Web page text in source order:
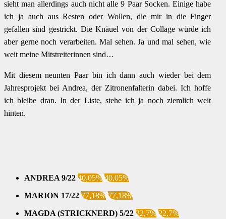
sieht man allerdings auch nicht alle 9 Paar Socken. Einige habe
ich ja auch aus Resten oder Wollen, die mir in die Finger
gefallen sind gestrickt. Die Knäuel von der Collage würde ich
aber gerne noch verarbeiten. Mal sehen. Ja und mal sehen, wie
weit meine Mitstreiterinnen sind…
Mit diesem neunten Paar bin ich dann auch wieder bei dem
Jahresprojekt bei Andrea, der Zitronenfalterin dabei. Ich hoffe
ich bleibe dran. In der Liste, stehe ich ja noch ziemlich weit
hinten.
ANDREA 9/22 40,05% 40,05%
MARION 17/22 77,18% 77,18%
MAGDA (STRICKNERD) 5/22 22,7% 22,7%